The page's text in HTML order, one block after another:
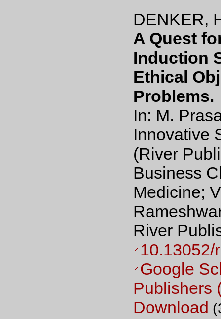
DENKER,
A Quest
Induction
Ethical
Problems.
In: M.
Innovative
(River
Business
Medicine;
River
10.13052/
Google
Publishers
Download